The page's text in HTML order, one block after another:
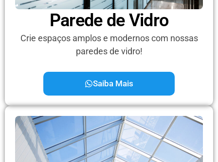
Parede de Vidro
Crie espaços amplos e modernos com nossas
paredes de vidro!
Saiba Mais